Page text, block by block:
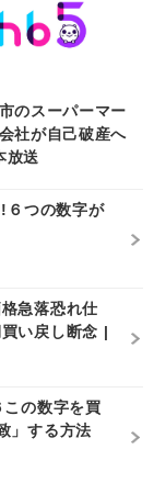
のスーパーマー
社が自己破産へ
放送
６つの数字が
急落恐れ仕
い戻し断念 |
この数字を買
」する方法